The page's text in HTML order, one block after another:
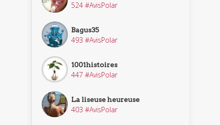
524 #AvisPolar
Bagus35
493 #AvisPolar
1001histoires
447 #AvisPolar
La liseuse heureuse
403 #AvisPolar